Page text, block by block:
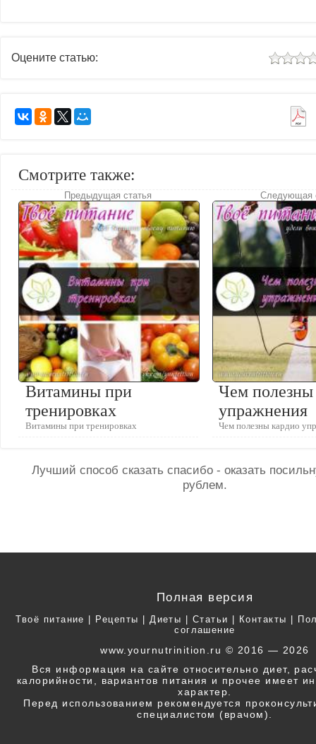
Оцените статью:
Смотрите также:
Предыдущая статья
Витамины при
тренировках
Витамины при тренировках
Следующая
Чем полезны
упражнения
Чем полезны кардио
Лучший способ сказать спасибо - оказать
рублем.
Полная версия
Твоё питание Рецепты |Диеты Статьи Контакты
соглашение
www.yournutrinition.ru © 2016 — 2026
Вся информация на сайте относительно диет,
калорийности, вариантов питания и прочее имеет
характер.
Перед использованием рекомендуется
специалистом (врачом).